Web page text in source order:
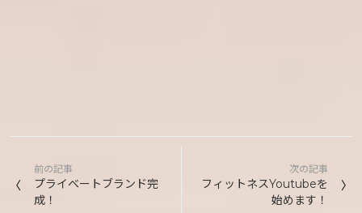
稿
前の記事
プライベートブランド完
成！
次の記事
フィットネスYoutubeを
始めます！